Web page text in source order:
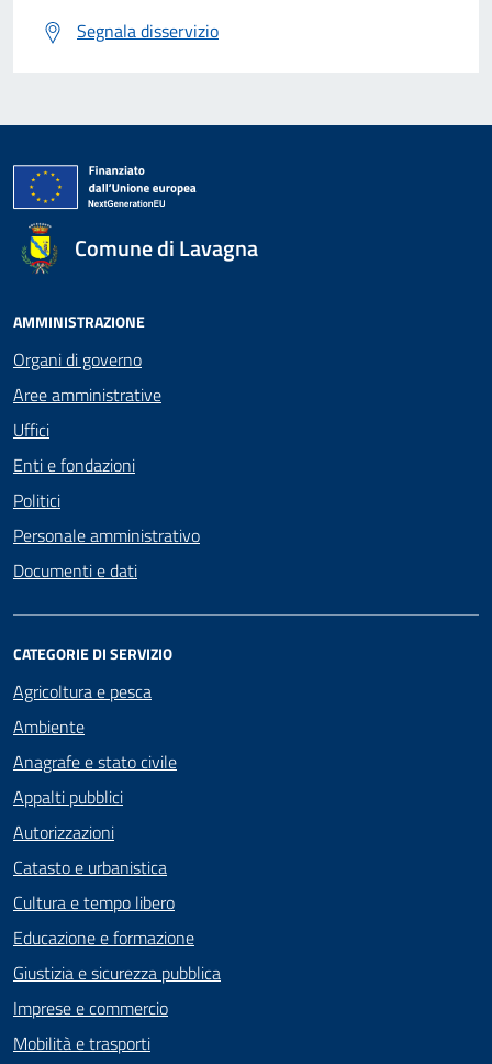
Segnala disservizio
Comune di Lavagna
AMMINISTRAZIONE
Organi di governo
Aree amministrative
Uffici
Enti e fondazioni
Politici
Personale amministrativo
Documenti e dati
CATEGORIE DI SERVIZIO
Agricoltura e pesca
Ambiente
Anagrafe e stato civile
Appalti pubblici
Autorizzazioni
Catasto e urbanistica
Cultura e tempo libero
Educazione e formazione
Giustizia e sicurezza pubblica
Imprese e commercio
Mobilità e trasporti